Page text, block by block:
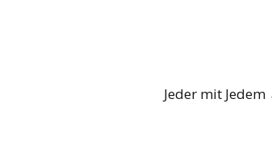
Jeder mit Jedem